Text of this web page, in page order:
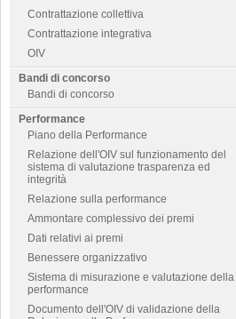
Contrattazione collettiva
Contrattazione integrativa
OIV
Bandi di concorso
Bandi di concorso
Performance
Piano della Performance
Relazione dell'OIV sul funzionamento del
sistema di valutazione trasparenza ed
integrità
Relazione sulla performance
Ammontare complessivo dei premi
Dati relativi ai premi
Benessere organizzativo
Sistema di misurazione e valutazione della
performance
Documento dell'OIV di validazione della